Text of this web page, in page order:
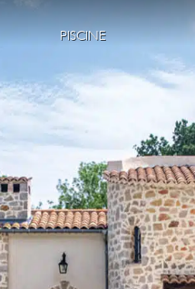
PISCINE
Piscine comune
Gamele noastre
Construcția